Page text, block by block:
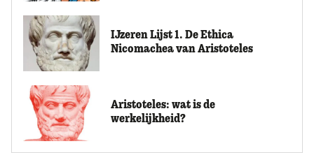
IJzeren Lijst 1. De Ethica
Nicomachea van Aristoteles
Aristoteles: wat is de
werkelijkheid?